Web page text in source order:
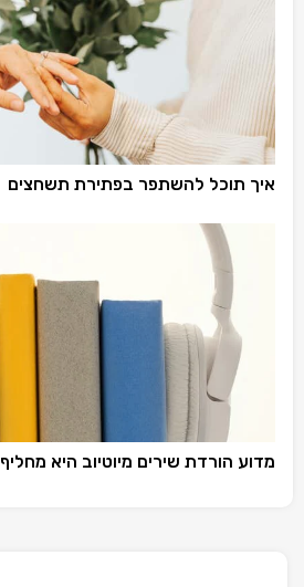
איך תוכל להשתפר בפתירת תשחצים
מדוע הורדת שירים מיוטיוב היא